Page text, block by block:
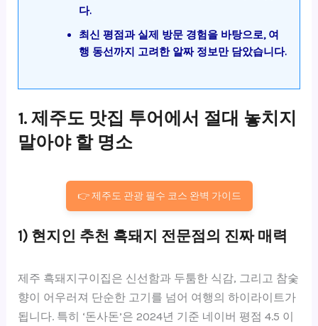
다.
최신 평점과 실제 방문 경험을 바탕으로, 여
행 동선까지 고려한 알짜 정보만 담았습니다.
1. 제주도 맛집 투어에서 절대 놓치지
말아야 할 명소
👉 제주도 관광 필수 코스 완벽 가이드
1) 현지인 추천 흑돼지 전문점의 진짜 매력
제주 흑돼지구이집은 신선함과 두툼한 식감, 그리고 참숯
향이 어우러져 단순한 고기를 넘어 여행의 하이라이트가
됩니다. 특히 ‘돈사돈’은 2024년 기준 네이버 평점 4.5 이